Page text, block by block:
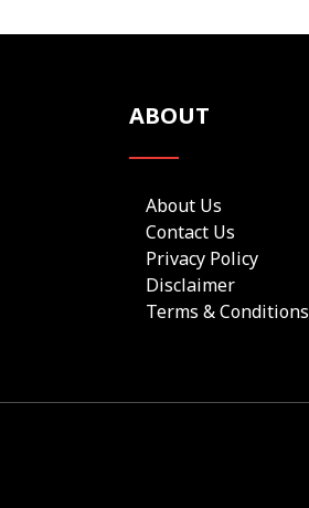
ABOUT
About Us
Contact Us
Privacy Policy
Disclaimer
Terms & Conditions